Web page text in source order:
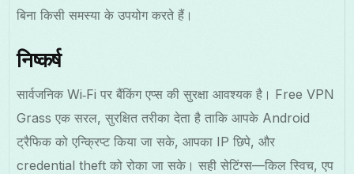
बिना किसी समस्या के उपयोग करते हैं।
निष्कर्ष
सार्वजनिक Wi‑Fi पर बैंकिंग एप्स की सुरक्षा आवश्यक है। Free VPN
Grass एक सरल, सुरक्षित तरीका देता है ताकि आपके Android
ट्रैफिक को एन्क्रिप्ट किया जा सके, आपका IP छिपे, और
credential theft को रोका जा सके। सही सेटिंग्स—किल स्विच, एप